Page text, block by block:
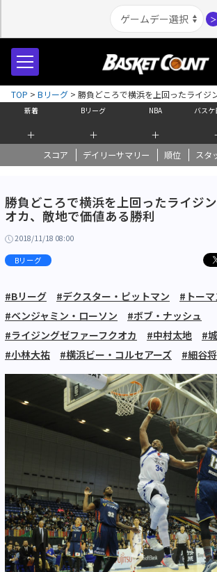
＞
新着
＋
Bリーグ
＋
NBA
＋
バス
スコア デイリーサマリー 順位 スタ
TOP > Bリーグ > 勝負どころで横浜を上回ったライジ
カ、敵地で価値ある勝利
勝負どころで横浜を上回ったライジ
オカ、敵地で価値ある勝利
2018/11/18 08:00
Bリーグ
#Bリーグ #デクスター・ピットマン
#トー
#ベンジャミン・ローソン
#ボブ・ナッシュ
#ライジングゼファーフクオカ
#中村太地 #
#小林大祐
#横浜ビー・コルセアーズ #細谷